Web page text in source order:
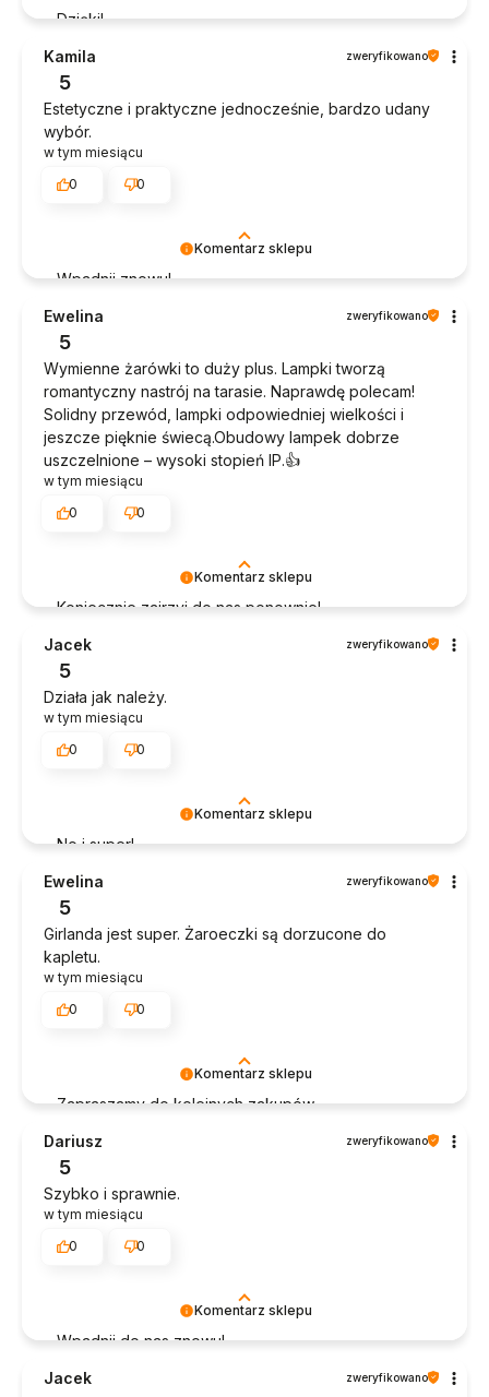
Dzięki!
Komentarz sklepu
Wpadnij znowu!
Kamila zweryfikowano
5
Estetyczne i praktyczne jednocześnie, bardzo udany
wybór.
w tym miesiącu
0
0
Komentarz sklepu
Koniecznie zajrzyj do nas ponownie!
Ewelina zweryfikowano
5
Wymienne żarówki to duży plus. Lampki tworzą
romantyczny nastrój na tarasie. Naprawdę polecam!
Solidny przewód, lampki odpowiedniej wielkości i
jeszcze pięknie świecą.Obudowy lampek dobrze
uszczelnione – wysoki stopień IP.👍️
w tym miesiącu
0
0
Komentarz sklepu
No i super!
Jacek zweryfikowano
5
Działa jak należy.
w tym miesiącu
0
0
Komentarz sklepu
Zapraszamy do kolejnych zakupów.
Ewelina zweryfikowano
5
Girlanda jest super. Żaroeczki są dorzucone do
kapletu.
w tym miesiącu
0
0
Komentarz sklepu
Wpadnij do nas znowu!
Dariusz zweryfikowano
5
Szybko i sprawnie.
w tym miesiącu
0
0
Jacek zweryfikowano